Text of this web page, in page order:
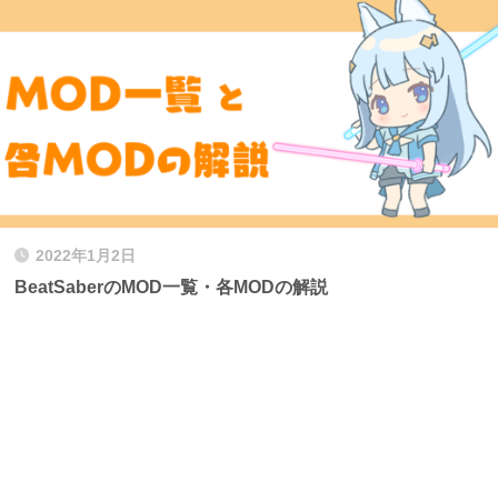
2022年1月2日
BeatSaberのMOD一覧・各MODの解説